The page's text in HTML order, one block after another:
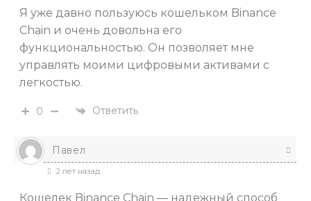
Я уже давно пользуюсь кошельком Binance
Chain и очень довольна его
функциональностью. Он позволяет мне
управлять моими цифровыми активами с
легкостью.
0 Ответить
Павел
2 лет назад
Кошелек Binance Chain — надежный способ